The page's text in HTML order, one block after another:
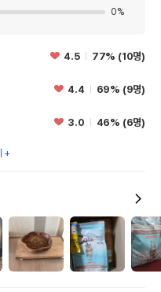
0%
4.5 77% (10명)
4.4 69% (9명)
3.0 46% (6명)